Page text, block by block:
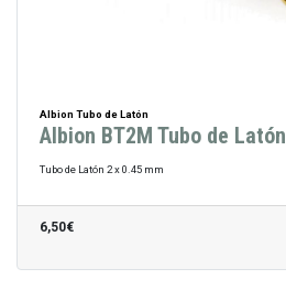
Albion Tubo de Latón
Albion BT2M Tubo de Latón
Tubo de Latón 2 x 0.45 mm
6,50€